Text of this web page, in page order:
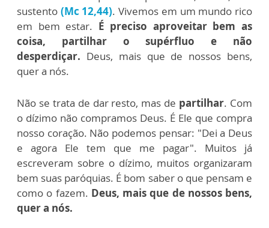
sustento (Mc 12,44). Vivemos em um mundo rico
em bem estar. É preciso aproveitar bem as
coisa, partilhar o supérfluo e não
desperdiçar. Deus, mais que de nossos bens,
quer a nós.
Não se trata de dar resto, mas de partilhar. Com
o dízimo não compramos Deus. É Ele que compra
nosso coração. Não podemos pensar: "Dei a Deus
e agora Ele tem que me pagar". Muitos já
escreveram sobre o dízimo, muitos organizaram
bem suas paróquias. É bom saber o que pensam e
como o fazem. Deus, mais que de nossos bens,
quer a nós.